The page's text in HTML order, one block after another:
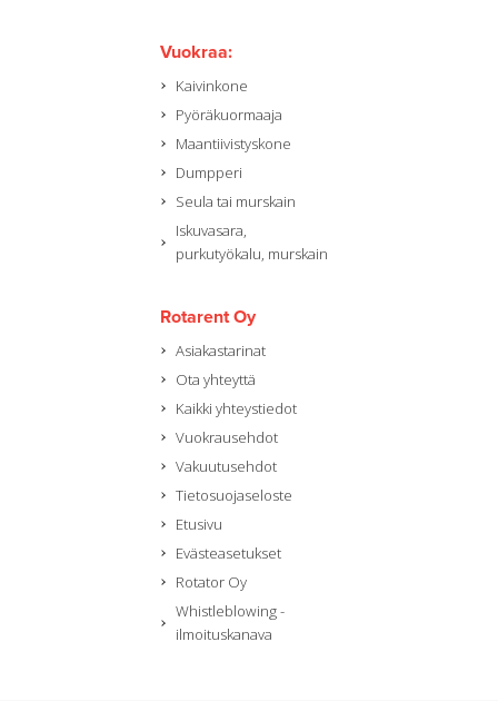
Vuokraa:
Kaivinkone
Pyöräkuormaaja
Maantiivistyskone
Dumpperi
Seula tai murskain
Iskuvasara,
purkutyökalu, murskain
Rotarent Oy
Asiakastarinat
Ota yhteyttä
Kaikki yhteystiedot
Vuokrausehdot
Vakuutusehdot
Tietosuojaseloste
Etusivu
Evästeasetukset
Rotator Oy
Whistleblowing -
ilmoituskanava